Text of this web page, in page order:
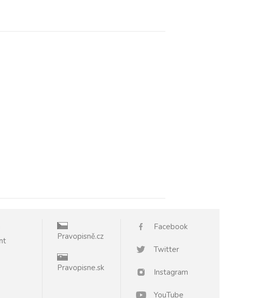
Pravopisně.cz
Pravopisne.sk
Facebook
Twitter
Instagram
YouTube